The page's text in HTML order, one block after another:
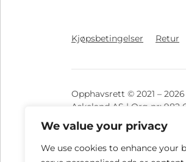
We value your privacy
We use cookies to enhance your
Kjøpsbetingelser Retur
Opphavsrett © 2021 – 2026
Askeland AS | Org nr: 982
Vi tar forbehold ved